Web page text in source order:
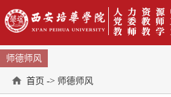
师德师风
首页 -> 师德师风